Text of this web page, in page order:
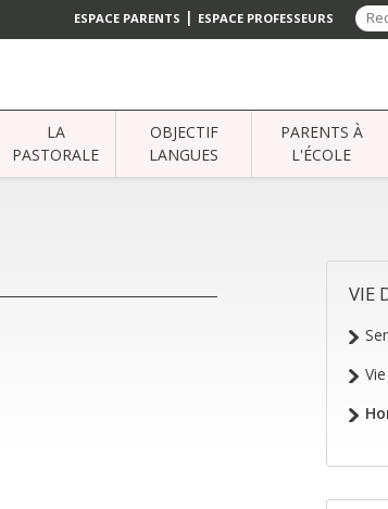
ESPACE PARENTS | ESPACE PROFESSEURS
LA
PASTORALE
OBJECTIF
LANGUES
PARENTS À
L'ÉCOLE
VIE